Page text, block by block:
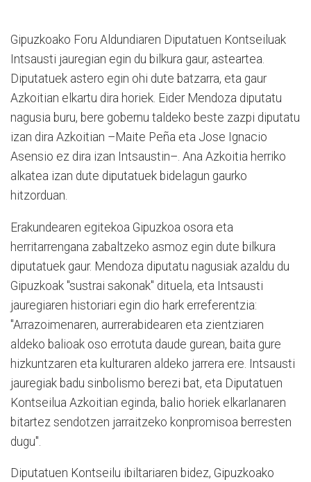
Gipuzkoako Foru Aldundiaren Diputatuen Kontseiluak
Intsausti jauregian egin du bilkura gaur, asteartea.
Diputatuek astero egin ohi dute batzarra, eta gaur
Azkoitian elkartu dira horiek. Eider Mendoza diputatu
nagusia buru, bere gobernu taldeko beste zazpi diputatu
izan dira Azkoitian –Maite Peña eta Jose Ignacio
Asensio ez dira izan Intsaustin–. Ana Azkoitia herriko
alkatea izan dute diputatuek bidelagun gaurko
hitzorduan.
Erakundearen egitekoa Gipuzkoa osora eta
herritarrengana zabaltzeko asmoz egin dute bilkura
diputatuek gaur. Mendoza diputatu nagusiak azaldu du
Gipuzkoak "sustrai sakonak" dituela, eta Intsausti
jauregiaren historiari egin dio hark erreferentzia:
"Arrazoimenaren, aurrerabidearen eta zientziaren
aldeko balioak oso errotuta daude gurean, baita gure
hizkuntzaren eta kulturaren aldeko jarrera ere. Intsausti
jauregiak badu sinbolismo berezi bat, eta Diputatuen
Kontseilua Azkoitian eginda, balio horiek elkarlanaren
bitartez sendotzen jarraitzeko konpromisoa berresten
dugu".
Diputatuen Kontseilu ibiltariaren bidez, Gipuzkoako